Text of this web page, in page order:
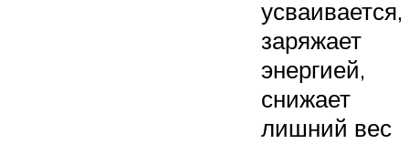
усваивается,
заряжает
энергией,
снижает
лишний вес